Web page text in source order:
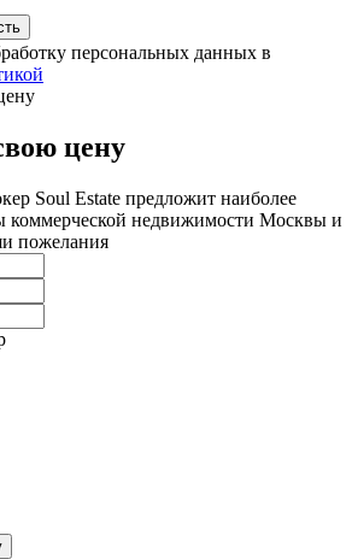
персональных данных в
цену
Soul Estate предложит наиболее
коммерческой недвижимости Москвы и
пожелания